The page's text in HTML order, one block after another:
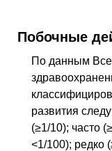
Побочные
По данным
развития
(≥1/10); часто
<1/100); редко